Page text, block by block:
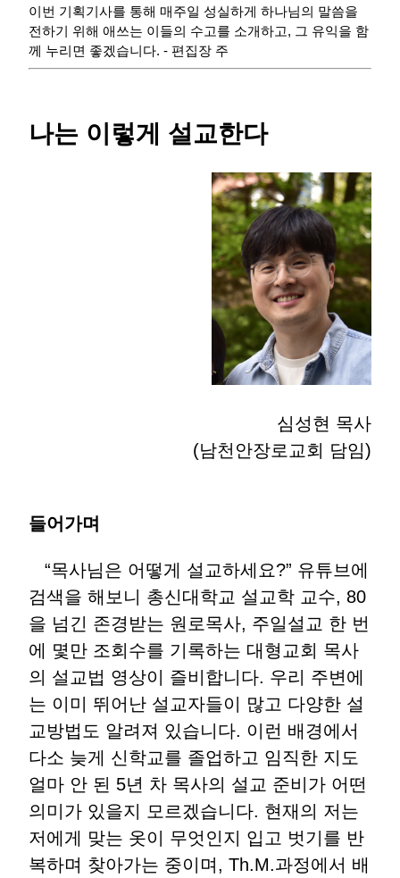
이번 기획기사를 통해 매주일 성실하게 하나님의 말씀을
전하기 위해 애쓰는 이들의 수고를 소개하고, 그 유익을 함
께 누리면 좋겠습니다. - 편집장 주
나는 이렇게 설교한다
심성현 목사
(남천안장로교회 담임)
들어가며
“목사님은 어떻게 설교하세요?” 유튜브에
검색을 해보니 총신대학교 설교학 교수, 80
을 넘긴 존경받는 원로목사, 주일설교 한 번
에 몇만 조회수를 기록하는 대형교회 목사
의 설교법 영상이 즐비합니다. 우리 주변에
는 이미 뛰어난 설교자들이 많고 다양한 설
교방법도 알려져 있습니다. 이런 배경에서
다소 늦게 신학교를 졸업하고 임직한 지도
얼마 안 된 5년 차 목사의 설교 준비가 어떤
의미가 있을지 모르겠습니다. 현재의 저는
저에게 맞는 옷이 무엇인지 입고 벗기를 반
복하며 찾아가는 중이며, Th.M.과정에서 배